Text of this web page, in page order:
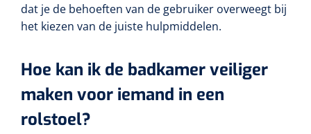
dat je de behoeften van de gebruiker overweegt bij
het kiezen van de juiste hulpmiddelen.
Hoe kan ik de badkamer veiliger
maken voor iemand in een
rolstoel?